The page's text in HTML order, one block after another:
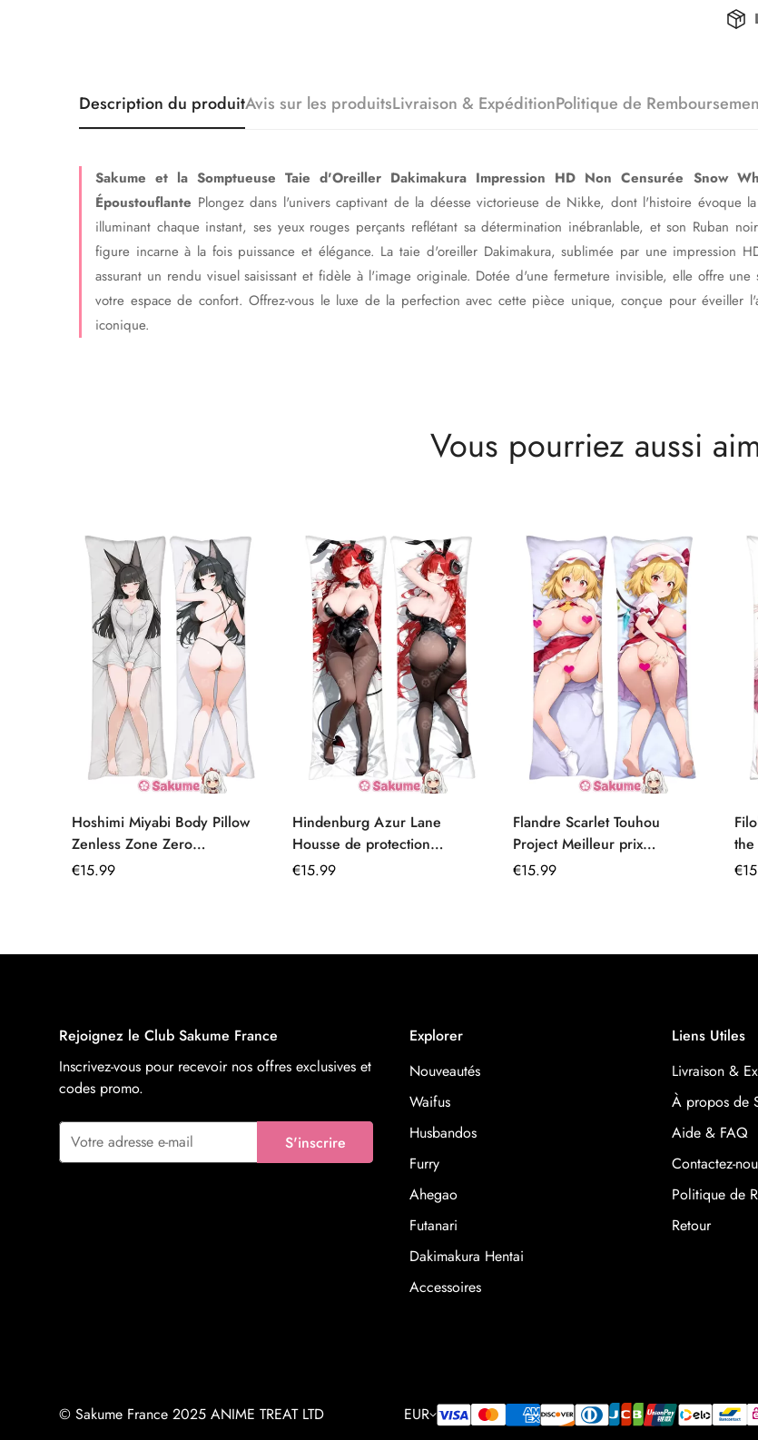
Description du produitAvis sur les produitsLivraison & ExpéditionPolitique de
Sakume et la Somptueuse Taie d'Oreiller Dakimakura Impression HD Non Censurée Snow
Époustouflante Plongez dans l'univers captivant de la déesse victorieuse de Nikke, dont l'histoire évoque
illuminant chaque instant, ses yeux rouges perçants reflétant sa détermination inébranlable, et son Ruban
figure incarne à la fois puissance et élégance. La taie d'oreiller Dakimakura, sublimée par une impression
assurant un rendu visuel saisissant et fidèle à l'image originale. Dotée d'une fermeture invisible, elle offre
votre espace de confort. Offrez-vous le luxe de la perfection avec cette pièce unique, conçue pour éveiller
iconique.
Vous pourriez aussi
Hoshimi Miyabi Body Pillow
Zenless Zone Zero
Dakimakura tissu élastique
Prix
€15.99
Hindenburg Azur Lane
Housse de protection
Dakimakura lavable
Prix
€15.99
Flandre Scarlet Touhou
Project Meilleur prix
Dakimakura Hentai France
Prix
€15.99
de
Prix
€
Rejoignez le Club Sakume France
Inscrivez-vous pour recevoir nos offres exclusives et
codes promo.
S'inscrire
Explorer
Nouveautés
Waifus
Husbandos
Furry
Ahegao
Futanari
Dakimakura Hentai
Accessoires
Liens Utiles
Livraison &
À propos de
Aide & FAQ
Contactez-
Politique de
Retour
© Sakume France 2025 ANIME TREAT LTD EUR